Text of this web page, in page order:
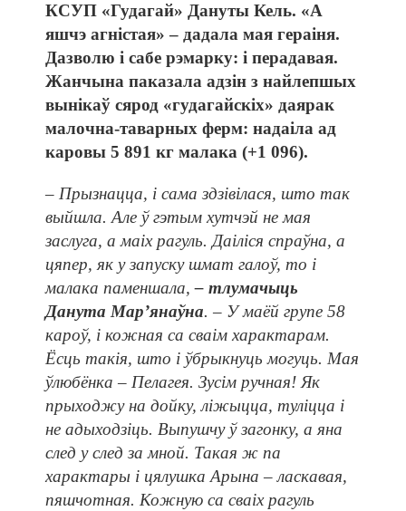
КСУП «Гудагай» Дануты Кель. «А
яшчэ агністая» – дадала мая гераіня.
Дазволю і сабе рэмарку: і перадавая.
Жанчына паказала адзін з найлепшых
вынікаў сярод «гудагайскіх» даярак
малочна-таварных ферм: надаіла ад
каровы 5 891 кг малака (+1 096).
– Прызнацца, і сама здзівілася, што так
выйшла. Але ў гэтым хутчэй не мая
заслуга, а маіх рагуль. Даіліся спраўна, а
цяпер, як у запуску шмат галоў, то і
малака паменшала,– тлумачыць
Данута Мар’янаўна. – У маёй групе 58
кароў, і кожная са сваім характарам.
Ёсць такія, што і ўбрыкнуць могуць. Мая
ўлюбёнка – Пелагея. Зусім ручная! Як
прыходжу на дойку, ліжыцца, туліцца і
не адыходзіць. Выпушчу ў загонку, а яна
след у след за мной. Такая ж па
характары і цялушка Арына – ласкавая,
пяшчотная. Кожную са сваіх рагуль